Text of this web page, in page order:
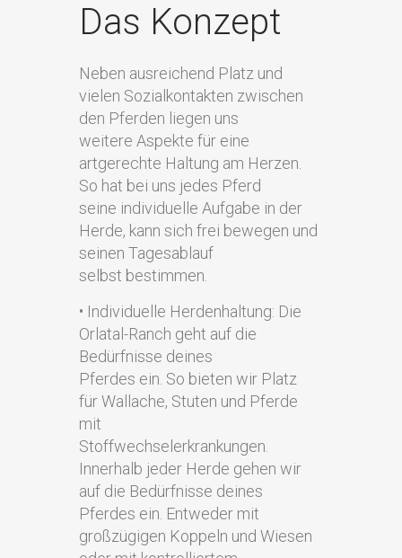
Das Konzept
Neben ausreichend Platz und
vielen Sozialkontakten zwischen
den Pferden liegen uns
weitere Aspekte für eine
artgerechte Haltung am Herzen.
So hat bei uns jedes Pferd
seine individuelle Aufgabe in der
Herde, kann sich frei bewegen und
seinen Tagesablauf
selbst bestimmen.
• Individuelle Herdenhaltung: Die
Orlatal-Ranch geht auf die
Bedürfnisse deines
Pferdes ein. So bieten wir Platz
für Wallache, Stuten und Pferde
mit
Stoffwechselerkrankungen.
Innerhalb jeder Herde gehen wir
auf die Bedürfnisse deines
Pferdes ein. Entweder mit
großzügigen Koppeln und Wiesen